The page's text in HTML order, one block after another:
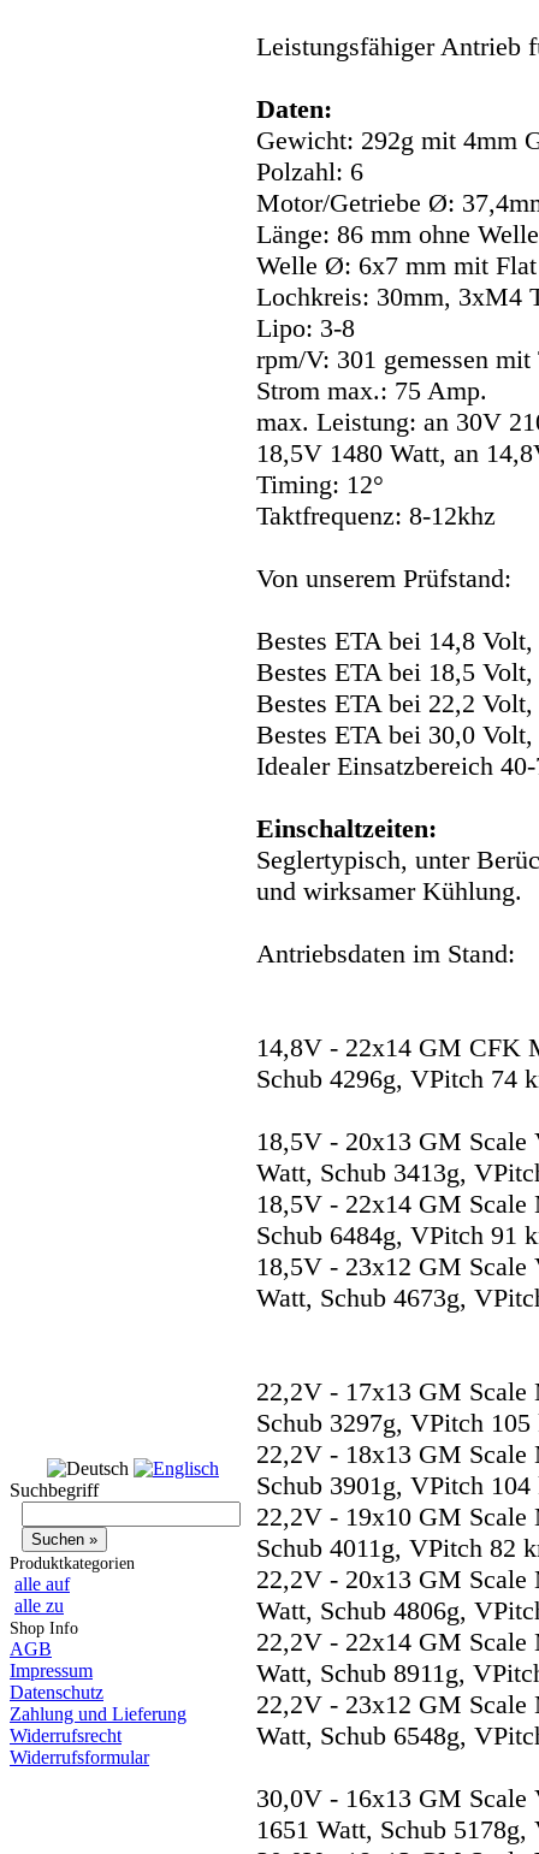
Suchbegriff
Produktkategorien
alle auf
alle zu
Shop Info
AGB
Impressum
Datenschutz
Zahlung und Lieferung
Widerrufsrecht
Widerrufsformular
Leistungsfähiger Antrieb
Daten:
Gewicht: 292g mit 4mm
Polzahl: 6
Motor/Getriebe Ø:
Länge: 86 mm ohne
Welle Ø: 6x7 mm mit Flat
Lochkreis: 30mm, 3xM4
Lipo: 3-8
rpm/V: 301 gemessen
Strom max.: 75 Amp.
max. Leistung: an 30V
18,5V 1480 Watt, an
Timing: 12°
Taktfrequenz: 8-12khz
Von unserem Prüfstand:
Bestes ETA bei 14,8
Bestes ETA bei 18,5
Bestes ETA bei 22,2
Bestes ETA bei 30,0
Idealer Einsatzbereich
Einschaltzeiten:
Seglertypisch, unter
und wirksamer Kühlung.
Antriebsdaten im Stand:
14,8V - 22x14 GM CFK
Schub 4296g, VPitch 74
18,5V - 20x13 GM
Watt, Schub 3413g,
18,5V - 22x14 GM
Schub 6484g, VPitch 91
18,5V - 23x12 GM
Watt, Schub 4673g,
22,2V - 17x13 GM Scale
Schub 3297g, VPitch
22,2V - 18x13 GM Scale
Schub 3901g, VPitch
22,2V - 19x10 GM Scale
Schub 4011g, VPitch 82
22,2V - 20x13 GM Scale
Watt, Schub 4806g,
22,2V - 22x14 GM Scale
Watt, Schub 8911g,
22,2V - 23x12 GM Scale
Watt, Schub 6548g,
30,0V - 16x13 GM
1651 Watt, Schub